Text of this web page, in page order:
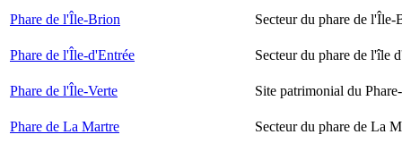
Phare de l'Île-Brion
Secteur du phare de l'Île-
Phare de l'Île-d'Entrée Secteur du phare de l'île
Phare de l'Île-Verte Site patrimonial du
Phare de La Martre
Secteur du phare de La